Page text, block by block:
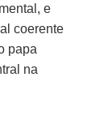
e
coerente
papa
na